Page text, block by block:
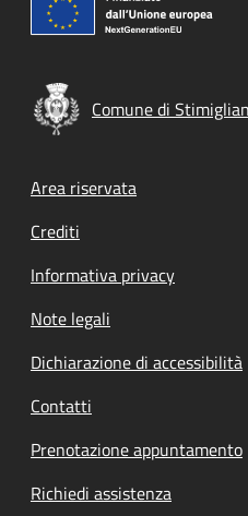
Comune di
Footer menu
Area riservata
Crediti
Informativa privacy
Note legali
Dichiarazione di accessibilità
Contatti
Prenotazione appuntamento
Richiedi assistenza